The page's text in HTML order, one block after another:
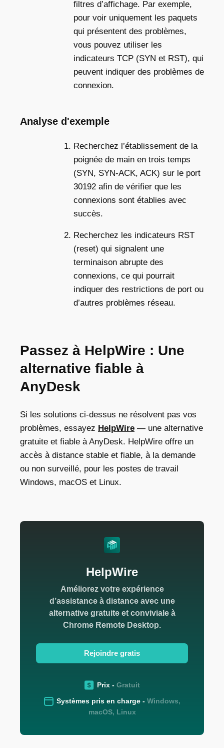
filtres d’affichage. Par exemple,
pour voir uniquement les paquets
qui présentent des problèmes,
vous pouvez utiliser les
indicateurs TCP (SYN et RST), qui
peuvent indiquer des problèmes de
connexion.
Analyse d'exemple
Recherchez l’établissement de la
poignée de main en trois temps
(SYN, SYN-ACK, ACK) sur le port
30192 afin de vérifier que les
connexions sont établies avec
succès.
Recherchez les indicateurs RST
(reset) qui signalent une
terminaison abrupte des
connexions, ce qui pourrait
indiquer des restrictions de port ou
d’autres problèmes réseau.
Passez à HelpWire : Une
alternative fiable à
AnyDesk
Si les solutions ci-dessus ne résolvent pas vos
problèmes, essayez HelpWire — une alternative
gratuite et fiable à AnyDesk. HelpWire offre un
accès à distance stable et fiable, à la demande
ou non surveillé, pour les postes de travail
Windows, macOS et Linux.
HelpWire
Améliorez votre expérience
d’assistance à distance avec une
alternative gratuite et conviviale à
Chrome Remote Desktop.
Rejoindre gratis
Prix - Gratuit
Systèmes pris en charge - Windows,
macOS, Linux